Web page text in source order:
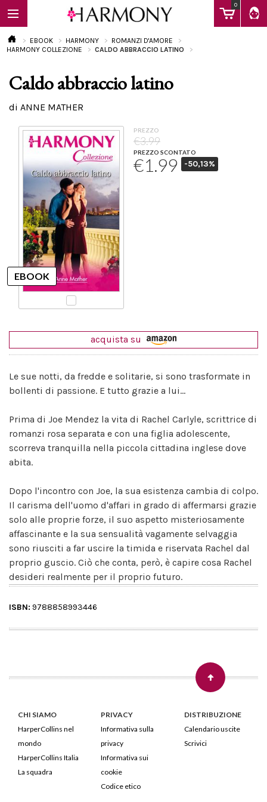
0
EBOOK
Calendario
EBOOK HARMONY
ROMANZI D'AMORE
HARMONY COLLEZIONE
CALDO ABBRACCIO LATINO
Caldo abbraccio latino
di ANNE MATHER
PREZZO
€3.99
PREZZO SCONTATO
€1.99 -50,13%
acquista su
Le sue notti, da fredde e solitarie, si sono trasformate in
bollenti di passione. E tutto grazie a lui...
Prima di Joe Mendez la vita di Rachel Carlyle, scrittrice di
romanzi rosa separata e con una figlia adolescente,
scorreva tranquilla nella piccola cittadina inglese dove
abita.
Dopo l'incontro con Joe, la sua esistenza cambia di colpo.
Il carisma dell'uomo d'affari in grado di affermarsi grazie
solo alle proprie forze, il suo aspetto misteriosamente
affascinante e la sua sensualità vagamente selvaggia
sono riusciti a far uscire la timida e riservata Rachel dal
proprio guscio. Ciò che conta, però, è capire cosa Rachel
desideri realmente per il proprio futuro.
ISBN: 9788858993446
CHI SIAMO
HarperCollins nel
mondo
HarperCollins Italia
La squadra
PRIVACY
Informativa sulla
privacy
Informativa sui
cookie
Codice etico
DISTRIBUZIONE
Calendario uscite
Scrivici